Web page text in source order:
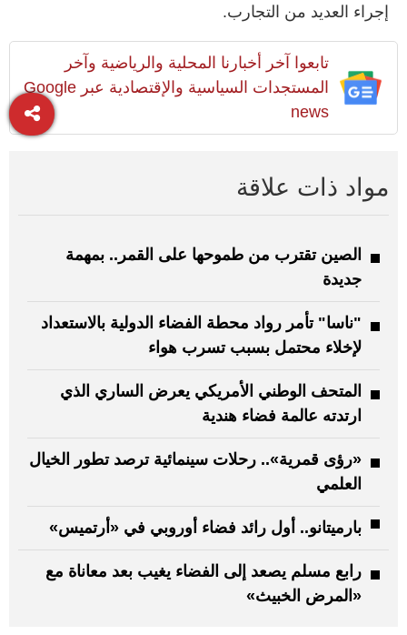
إجراء العديد من التجارب.
تابعوا آخر أخبارنا المحلية والرياضية وآخر
المستجدات السياسية والإقتصادية عبر Google
news
مواد ذات علاقة
الصين تقترب من طموحها على القمر.. بمهمة
جديدة
"ناسا" تأمر رواد محطة الفضاء الدولية بالاستعداد
لإخلاء محتمل بسبب تسرب هواء
المتحف الوطني الأمريكي يعرض الساري الذي
ارتدته عالمة فضاء هندية
«رؤى قمرية».. رحلات سينمائية ترصد تطور الخيال
العلمي
بارميتانو.. أول رائد فضاء أوروبي في «أرتميس»
رابع مسلم يصعد إلى الفضاء يغيب بعد معاناة مع
«المرض الخبيث»